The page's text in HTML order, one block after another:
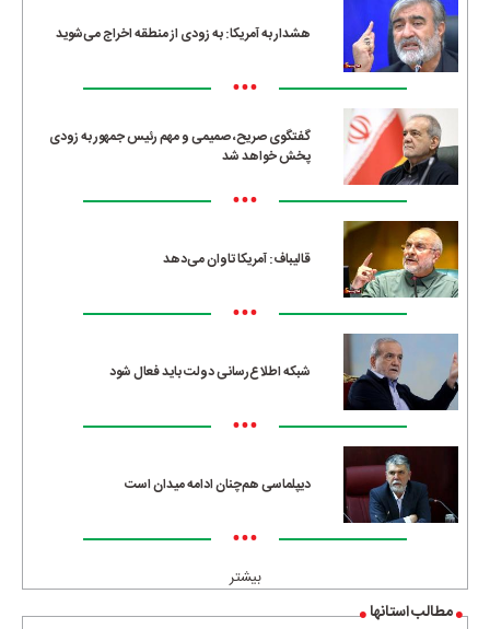
هشدار به آمریکا: به زودی از منطقه اخراج می‌شوید
•••
گفتگوی صریح، صمیمی و مهم رئیس جمهور به زودی
پخش خواهد شد
•••
قالیباف: آمریکا تاوان می‌دهد
•••
شبکه اطلاع‌رسانی دولت باید فعال شود
•••
دیپلماسی هم‌چنان ادامه میدان است
•••
بیشتر
مطالب استانها